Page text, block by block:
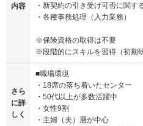
内容
・新契約の引き受け可否に関す
・各種事務処理（入力業務）
※保険資格の取得は不要
※段階的にスキルを習得（初期
さら
に詳
しく
■職場環境
・18席の落ち着いたセンター
・50代以上が多数活躍中
・女性9割
・主婦（夫）層が中心